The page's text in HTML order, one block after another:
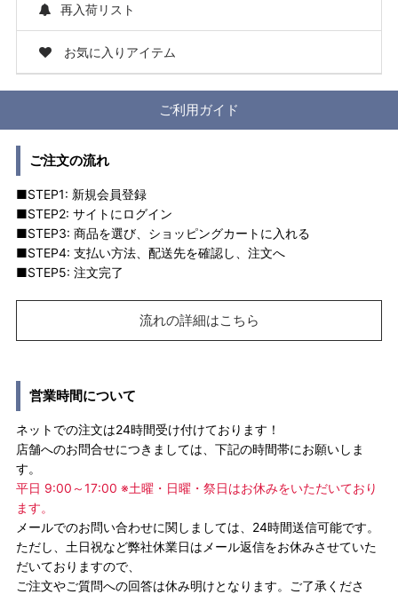
再入荷リスト
お気に入りアイテム
ご利用ガイド
ご注文の流れ
■STEP1: 新規会員登録
■STEP2: サイトにログイン
■STEP3: 商品を選び、ショッピングカートに入れる
■STEP4: 支払い方法、配送先を確認し、注文へ
■STEP5: 注文完了
流れの詳細はこちら
営業時間について
ネットでの注文は24時間受け付けております！
店舗へのお問合せにつきましては、下記の時間帯にお願いしま
す。
平日 9:00～17:00 ※土曜・日曜・祭日はお休みをいただいており
ます。
メールでのお問い合わせに関しましては、24時間送信可能です。
ただし、土日祝など弊社休業日はメール返信をお休みさせていた
だいておりますので、
ご注文やご質問への回答は休み明けとなります。ご了承くださ